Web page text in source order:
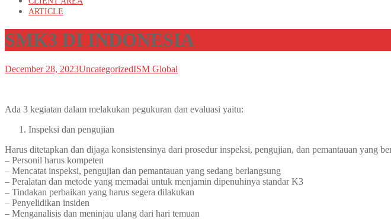
ARTICLE
SMK3 DI INDONESIA
December 28, 2023UncategorizedISM Global
Ada 3 kegiatan dalam melakukan pegukuran dan evaluasi yaitu:
Inspeksi dan pengujian
Harus ditetapkan dan dijaga konsistensinya dari prosedur inspeksi, pengujian, dan pemantauan yang
– Personil harus kompeten
– Mencatat inspeksi, pengujian dan pemantauan yang sedang berlangsung
– Peralatan dan metode yang memadai untuk menjamin dipenuhinya standar K3
– Tindakan perbaikan yang harus segera dilakukan
– Penyelidikan insiden
– Menganalisis dan meninjau ulang dari hari temuan